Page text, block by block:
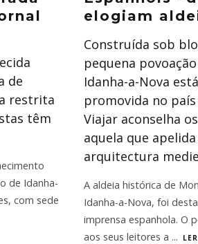
de
restrita
têm
de Idanha-
com sede
elogiam
Construída sob
pequena
Idanha-a-Nova
promovida no
Viajar aconselha
aquela que
arquitectura
A aldeia histórica de
Idanha-a-Nova, foi
imprensa espanhola. O
aos seus leitores a ...